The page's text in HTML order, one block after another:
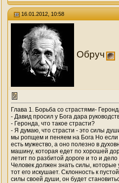
16.01.2012, 10:58
Обруч
Глава 1. Борьба со страстями-
- Давид просил у Бога дара
- Геронда, что такое страсти?
- Я думаю, что страсти - это силы
мы ропщем и пеняем на Бога Но если
есть мужество, а оно полезно в
машину, которая едет по хорошей
летит по разбитой дороге и то и
Человек должен знать силы, которые
тот его искушает. Склонность к
силы своей души, он будет